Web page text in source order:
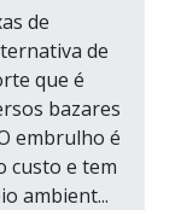
de
de
que é
bazares
embrulho é
custo e tem
ambient...